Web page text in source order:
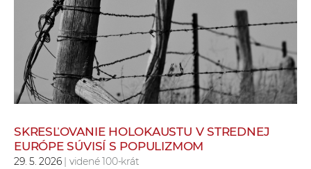
v
p
a
c
v
SKRESĽOVANIE HOLOKAUSTU V STREDNEJ
EURÓPE SÚVISÍ S POPULIZMOM
29. 5. 2026| videné 100-krát